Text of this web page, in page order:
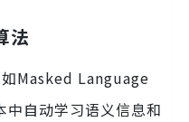
法
Masked Language
自动学习语义信息和